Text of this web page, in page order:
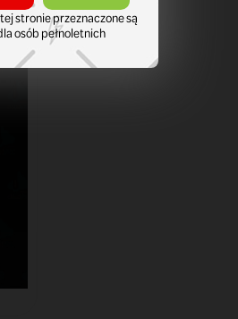
stronie przeznaczone są
osób pełnoletnich